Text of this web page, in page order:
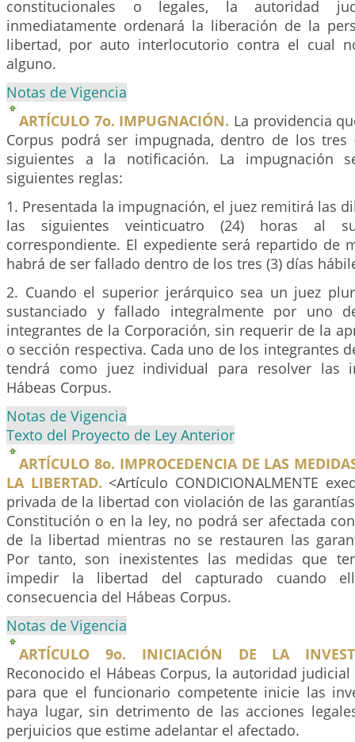
constitucionales o legales, la autoridad
inmediatamente ordenará la liberación de la
libertad, por auto interlocutorio contra el cual
alguno.
Notas de Vigencia
ARTÍCULO 7o. IMPUGNACIÓN. La providencia
Corpus podrá ser impugnada, dentro de los tres
siguientes a la notificación. La impugnación
siguientes reglas:
1. Presentada la impugnación, el juez remitirá las
las siguientes veinticuatro (24) horas al
correspondiente. El expediente será repartido de
habrá de ser fallado dentro de los tres (3) días
2. Cuando el superior jerárquico sea un juez
sustanciado y fallado integralmente por uno
integrantes de la Corporación, sin requerir de la
o sección respectiva. Cada uno de los integrantes
tendrá como juez individual para resolver las
Hábeas Corpus.
Notas de Vigencia
Texto del Proyecto de Ley Anterior
ARTÍCULO 8o. IMPROCEDENCIA DE LAS
LA LIBERTAD. <Artículo CONDICIONALMENTE
privada de la libertad con violación de las
Constitución o en la ley, no podrá ser afectada
de la libertad mientras no se restauren las
Por tanto, son inexistentes las medidas que
impedir la libertad del capturado cuando
consecuencia del Hábeas Corpus.
Notas de Vigencia
ARTÍCULO 9o. INICIACIÓN DE LA
Reconocido el Hábeas Corpus, la autoridad
para que el funcionario competente inicie las
haya lugar, sin detrimento de las acciones
perjuicios que estime adelantar el afectado.